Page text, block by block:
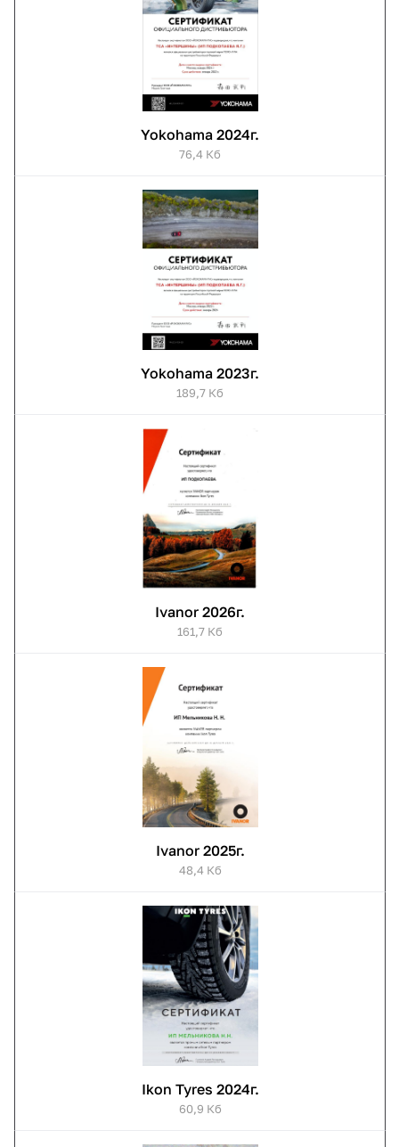
Yokohama 2024г.
76,4 Кб
Yokohama 2023г.
189,7 Кб
Ivanor 2026г.
161,7 Кб
Ivanor 2025г.
48,4 Кб
Ikon Tyres 2024г.
60,9 Кб